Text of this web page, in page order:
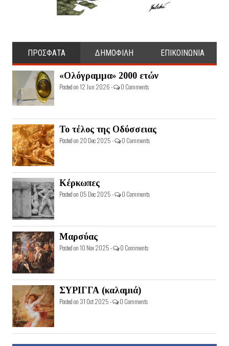
ΠΡΟΣΦΑΤΑ ΔΗΜΟΦΙΛΗ ΕΠΙΚΟΙΝΩΝΙΑ
«Ολόγραμμα» 2000 ετών
Posted on 12 Jun 2026 - 0 Comments
Το τέλος της Οδύσσειας
Posted on 20 Dec 2025 - 0 Comments
Κέρκωπες
Posted on 05 Dec 2025 - 0 Comments
Μαρσύας
Posted on 10 Nov 2025 - 0 Comments
ΣΥΡΙΓΓΑ (καλαμιά)
Posted on 31 Oct 2025 - 0 Comments